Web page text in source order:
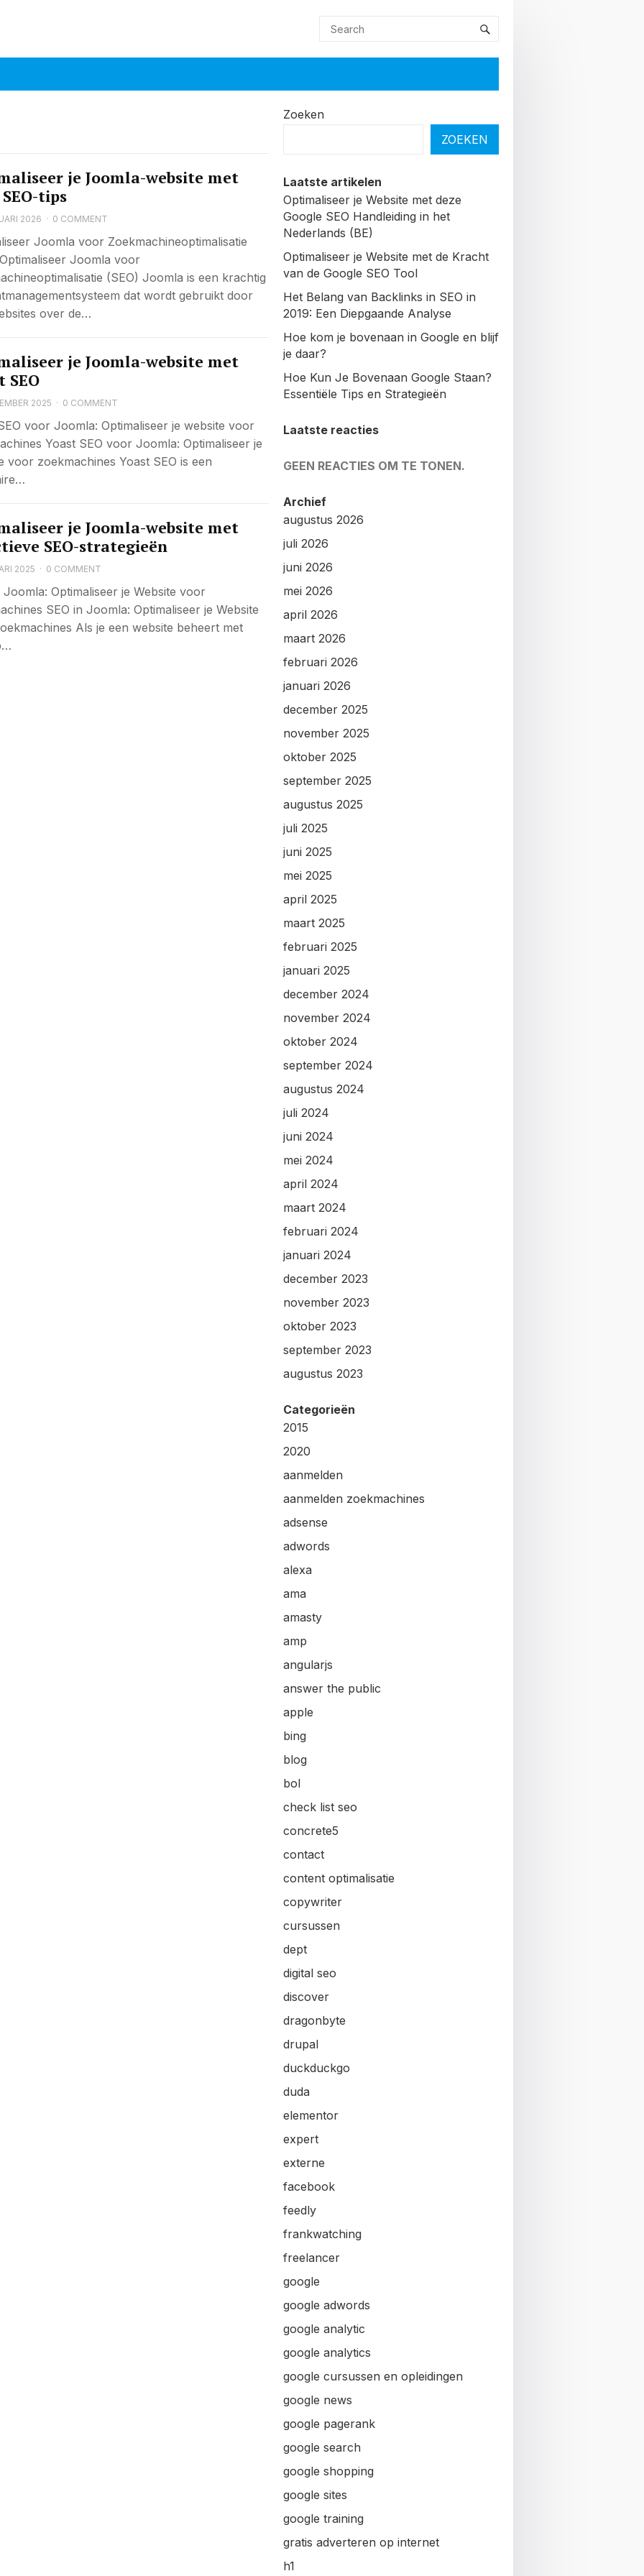
je Joomla-website met
tips
2026 · 0 COMMENT
Joomla voor Zoekmachineoptimalisatie
Joomla voor
(SEO) Joomla is een krachtig
dat wordt gebruikt door
over de…
je Joomla-website met
SEO
2025 · 0 COMMENT
voor Joomla: Optimaliseer je website voor
Yoast SEO voor Joomla: Optimaliseer je
voor zoekmachines Yoast SEO is een
je Joomla-website met
SEO-strategieën
2025 · 0 COMMENT
Joomla: Optimaliseer je Website voor
SEO in Joomla: Optimaliseer je Website
Als je een website beheert met
Zoeken
ZOEKEN
Laatste artikelen
Optimaliseer je Website met deze
Google SEO Handleiding in het
Nederlands (BE)
Optimaliseer je Website met de Kracht
van de Google SEO Tool
Het Belang van Backlinks in SEO in
2019: Een Diepgaande Analyse
Hoe kom je bovenaan in Google en blijf
je daar?
Hoe Kun Je Bovenaan Google Staan?
Essentiële Tips en Strategieën
Laatste reacties
GEEN REACTIES OM TE TONEN.
Archief
augustus 2026
juli 2026
juni 2026
mei 2026
april 2026
maart 2026
februari 2026
januari 2026
december 2025
november 2025
oktober 2025
september 2025
augustus 2025
juli 2025
juni 2025
mei 2025
april 2025
maart 2025
februari 2025
januari 2025
december 2024
november 2024
oktober 2024
september 2024
augustus 2024
juli 2024
juni 2024
mei 2024
april 2024
maart 2024
februari 2024
januari 2024
december 2023
november 2023
oktober 2023
september 2023
augustus 2023
Categorieën
2015
2020
aanmelden
aanmelden zoekmachines
adsense
adwords
alexa
ama
amasty
amp
angularjs
answer the public
apple
bing
blog
bol
check list seo
concrete5
contact
content optimalisatie
copywriter
cursussen
dept
digital seo
discover
dragonbyte
drupal
duckduckgo
duda
elementor
expert
externe
facebook
feedly
frankwatching
freelancer
google
google adwords
google analytic
google analytics
google cursussen en opleidingen
google news
google pagerank
google search
google shopping
google sites
google training
gratis adverteren op internet
h1